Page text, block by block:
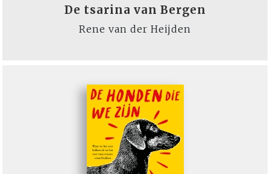
De tsarina van Bergen
Rene van der Heijden